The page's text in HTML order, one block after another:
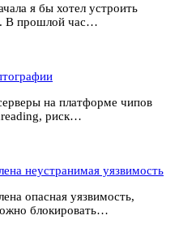
я бы хотел устроить
В прошлой час…
на платформе чипов
риск…
неустранимая уязвимость
опасная уязвимость,
блокировать…